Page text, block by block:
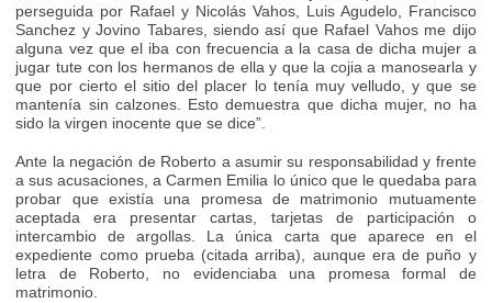
perseguida por Rafael y Nicolás Vahos, Luis Agudelo, Francisco
Sanchez y Jovino Tabares, siendo así que Rafael Vahos me dijo
alguna vez que el iba con frecuencia a la casa de dicha mujer a
jugar tute con los hermanos de ella y que la cojia a manosearla y
que por cierto el sitio del placer lo tenía muy velludo, y que se
mantenía sin calzones. Esto demuestra que dicha mujer, no ha
sido la virgen inocente que se dice”.
Ante la negación de Roberto a asumir su responsabilidad y frente
a sus acusaciones, a Carmen Emilia lo único que le quedaba para
probar que existía una promesa de matrimonio mutuamente
aceptada era presentar cartas, tarjetas de participación o
intercambio de argollas. La única carta que aparece en el
expediente como prueba (citada arriba), aunque era de puño y
letra de Roberto, no evidenciaba una promesa formal de
matrimonio.